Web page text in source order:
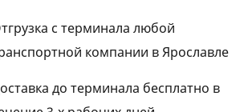
с терминала любой
компании в Ярославле
до терминала бесплатно в